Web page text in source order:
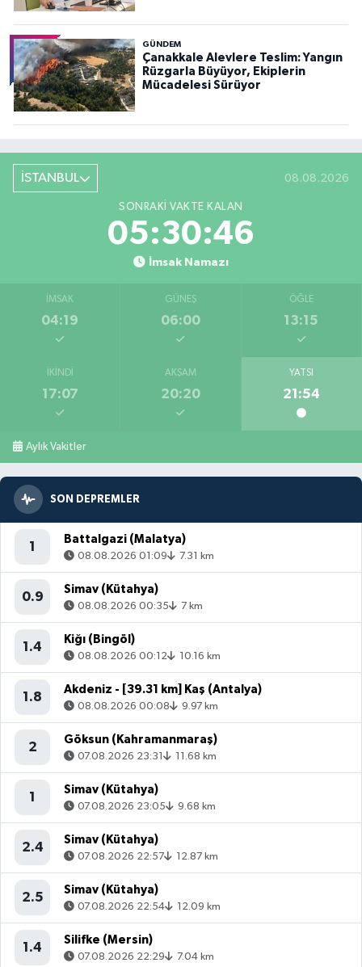
GÜNDEM
Çanakkale Alevlere Teslim: Yangın
Rüzgarla Büyüyor, Ekiplerin
Mücadelesi Sürüyor
İSTANBUL 08.08.2026
SONRAKI VAKTE KALAN
05:30:44
İmsak Namazı
İMSAK
04:19
GÜNEŞ
06:00
ÖĞLE
13:15
İKINDI
17:07
AKŞAM
20:20
YATSI
21:54
Aylık Vakitler
SON DEPREMLER
1
Battalgazi (Malatya)
08.08.2026 01:09 7.31 km
0.9
Simav (Kütahya)
08.08.2026 00:35 7 km
1.4
Kiğı (Bingöl)
08.08.2026 00:12 10.16 km
1.8
Akdeniz - [39.31 km] Kaş (Antalya)
08.08.2026 00:08 9.97 km
2
Göksun (Kahramanmaraş)
07.08.2026 23:31 11.68 km
1
Simav (Kütahya)
07.08.2026 23:05 9.68 km
2.4
Simav (Kütahya)
07.08.2026 22:57 12.87 km
2.5
Simav (Kütahya)
07.08.2026 22:54 12.09 km
1.4
Silifke (Mersin)
07.08.2026 22:29 7.04 km